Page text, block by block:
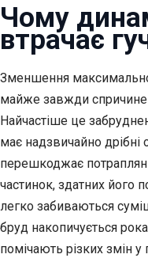
Чому
втрачає
Зменшення
майже завжди
Найчастіше це
має надзвичайно дрібні
перешкоджає
частинок, здатних його
легко забиваються
бруд накопичується
помічають різких змін у